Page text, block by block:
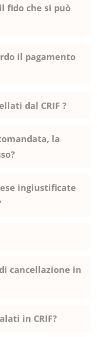
fido che si può
il pagamento
dal CRIF ?
la
ingiustificate
cancellazione in
in CRIF?